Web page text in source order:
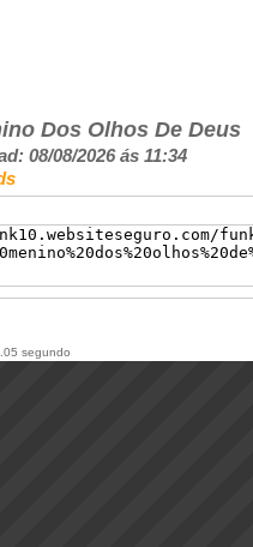
Dos Olhos De Deus
08/08/2026 ás 11:34
segundo